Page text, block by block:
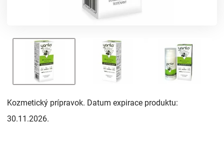
Kozmetický prípravok. Datum expirace produktu:
30.11.2026.